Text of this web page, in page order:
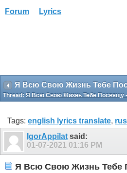
Forum Lyrics
Я Всю Свою Жизнь Тебе
Thread: Я Всю Свою Жизнь Тебе Посвящу -
Tags: english lyrics translate,
IgorAppilat said:
01-07-2021 01:16 PM
Я Всю Свою Жизнь Тебе